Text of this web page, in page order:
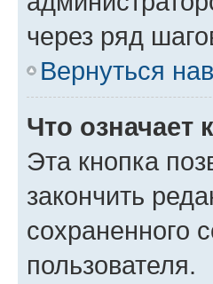
через ряд
Вернуться
Что означает
Эта кнопка
закончить
сохраненного
пользователя.